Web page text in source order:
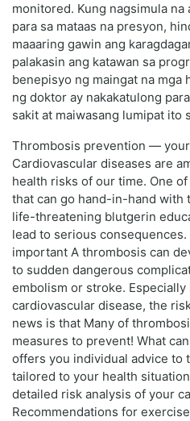
monitored. Kung nagsimula
para sa mataas na presyon,
maaaring gawin ang
palakasin ang katawan sa
benepisyo ng maingat na mga
ng doktor ay nakakatulong
sakit at maiwasang lumipat ito
Thrombosis prevention —
Cardiovascular diseases are
health risks of our time. One
that can go hand-in-hand
life-threatening blutgerin
lead to serious
important A thrombosis can
to sudden dangerous
embolism or stroke.
cardiovascular disease, the
news is that Many of
measures to prevent! What
offers you individual advice
tailored to your health
detailed risk analysis of your
Recommendations for